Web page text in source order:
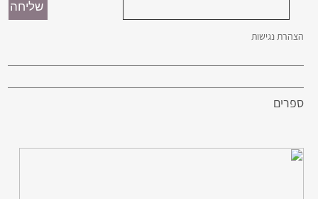
הצהרת נגישות
ספרים